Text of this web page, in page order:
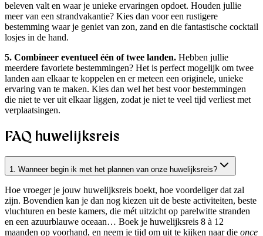
beleven valt en waar je unieke ervaringen opdoet. Houden jullie
meer van een strandvakantie? Kies dan voor een rustigere
bestemming waar je geniet van zon, zand en die fantastische cocktail
losjes in de hand.
5. Combineer eventueel één of twee landen. Hebben jullie
meerdere favoriete bestemmingen? Het is perfect mogelijk om twee
landen aan elkaar te koppelen en er meteen een originele, unieke
ervaring van te maken. Kies dan wel het best voor bestemmingen
die niet te ver uit elkaar liggen, zodat je niet te veel tijd verliest met
verplaatsingen.
FAQ huwelijksreis
1. Wanneer begin ik met het plannen van onze huwelijksreis?
Hoe vroeger je jouw huwelijksreis boekt, hoe voordeliger dat zal
zijn. Bovendien kan je dan nog kiezen uit de beste activiteiten, beste
vluchturen en beste kamers, die mét uitzicht op parelwitte stranden
en een azuurblauwe oceaan… Boek je huwelijksreis 8 à 12
maanden op voorhand, en neem je tijd om uit te kijken naar die once